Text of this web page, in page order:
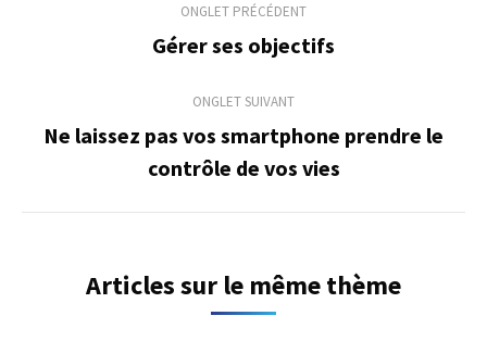
commentaire
ONGLET PRÉCÉDENT
Onglet
Gérer ses objectifs
ONGLET SUIVANT
Onglet
suivant
Ne laissez pas vos smartphone prendre le
contrôle de vos vies
Articles sur le même thème